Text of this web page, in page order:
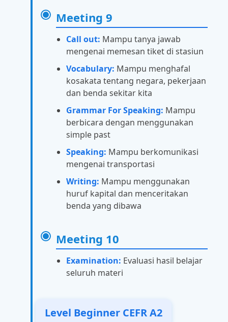
Meeting 9
Call out: Mampu tanya jawab
mengenai memesan tiket di stasiun
Vocabulary: Mampu menghafal
kosakata tentang negara, pekerjaan
dan benda sekitar kita
Grammar For Speaking: Mampu
berbicara dengan menggunakan
simple past
Speaking: Mampu berkomunikasi
mengenai transportasi
Writing: Mampu menggunakan
huruf kapital dan menceritakan
benda yang dibawa
Meeting 10
Examination: Evaluasi hasil belajar
seluruh materi
Level Beginner CEFR A2